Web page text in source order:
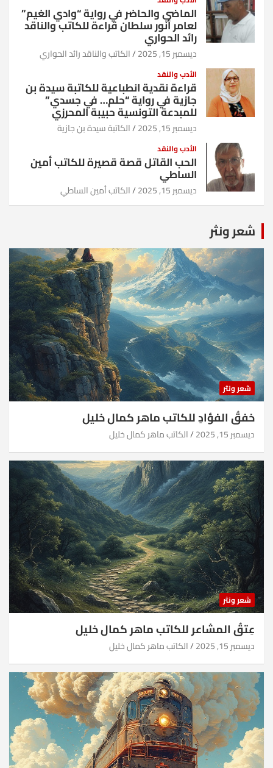
الماضي والحاضر في رواية “وادي الغيم”
لعامر أنور سلطان قراءة للكاتب والناقد
رائد الحواري
ديسمبر 15, 2025 الكاتب والناقد رائد الحواري
الأدب والنقد
قراءة نقدية انطباعية للكاتبة سيدة بن
جازية في رواية “حلم… في جسدي”
للمبدعة التونسية حبيبة المحرزي
ديسمبر 15, 2025 الكاتبة سيدة بن جازية
الأدب والنقد
الحب القاتل قصة قصيرة للكاتب أمين
الساطي
ديسمبر 15, 2025 الكاتب أمين الساطي
شعر ونثر
شعر ونثر
خفقُ الفؤادِ للكاتب ماهر كمال خليل
ديسمبر 15, 2025 الكاتب ماهر كمال خليل
شعر ونثر
عِتقُ المشاعر للكاتب ماهر كمال خليل
ديسمبر 15, 2025 الكاتب ماهر كمال خليل